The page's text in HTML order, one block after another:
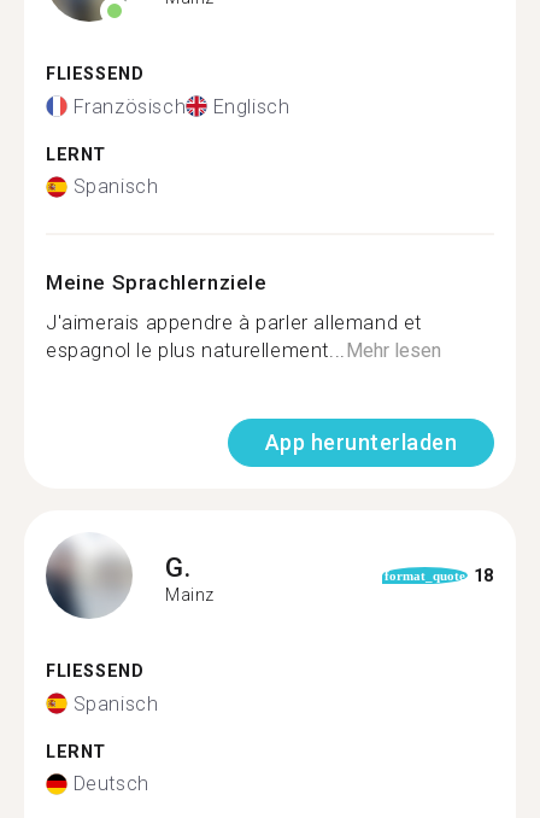
FLIESSEND
Französisch Englisch
LERNT
Spanisch
Meine Sprachlernziele
J'aimerais appendre à parler allemand et
espagnol le plus naturellement...Mehr lesen
App herunterladen
G.
Mainz
format_quote 18
FLIESSEND
Spanisch
LERNT
Deutsch